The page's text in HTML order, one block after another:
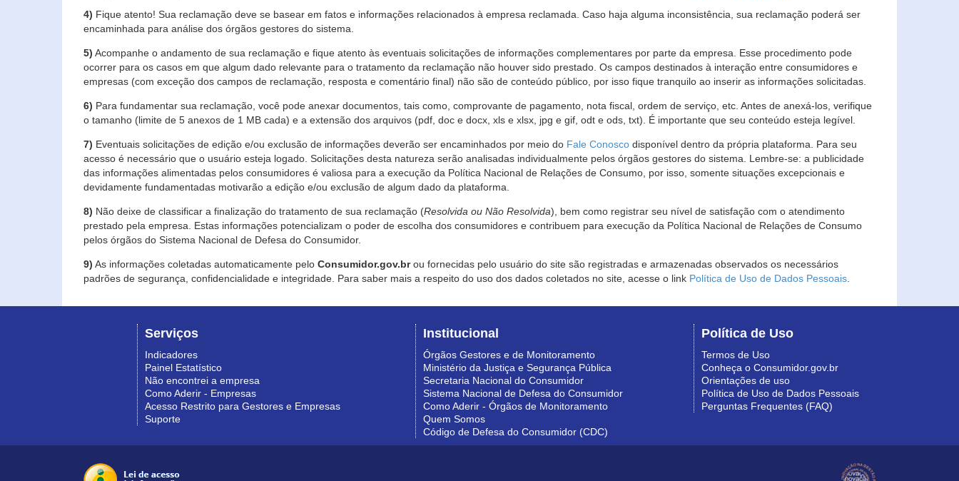
4) Fique atento! Sua reclamação deve se basear em fatos e informações relacionados à empresa reclamada. Caso haja alguma inconsistência, sua reclamação poderá ser
encaminhada para análise dos órgãos gestores do sistema.
5) Acompanhe o andamento de sua reclamação e fique atento às eventuais solicitações de informações complementares por parte da empresa. Esse procedimento pode
ocorrer para os casos em que algum dado relevante para o tratamento da reclamação não houver sido prestado. Os campos destinados à interação entre consumidores e
empresas (com exceção dos campos de reclamação, resposta e comentário final) não são de conteúdo público, por isso fique tranquilo ao inserir as informações solicitadas.
6) Para fundamentar sua reclamação, você pode anexar documentos, tais como, comprovante de pagamento, nota fiscal, ordem de serviço, etc. Antes de anexá-los, verifique
o tamanho (limite de 5 anexos de 1 MB cada) e a extensão dos arquivos (pdf, doc e docx, xls e xlsx, jpg e gif, odt e ods, txt). É importante que seu conteúdo esteja legível.
7) Eventuais solicitações de edição e/ou exclusão de informações deverão ser encaminhados por meio do Fale Conosco disponível dentro da própria plataforma. Para seu
acesso é necessário que o usuário esteja logado. Solicitações desta natureza serão analisadas individualmente pelos órgãos gestores do sistema. Lembre-se: a publicidade
das informações alimentadas pelos consumidores é valiosa para a execução da Política Nacional de Relações de Consumo, por isso, somente situações excepcionais e
devidamente fundamentadas motivarão a edição e/ou exclusão de algum dado da plataforma.
8) Não deixe de classificar a finalização do tratamento de sua reclamação (Resolvida ou Não Resolvida), bem como registrar seu nível de satisfação com o atendimento
prestado pela empresa. Estas informações potencializam o poder de escolha dos consumidores e contribuem para execução da Política Nacional de Relações de Consumo
pelos órgãos do Sistema Nacional de Defesa do Consumidor.
9) As informações coletadas automaticamente pelo Consumidor.gov.brou fornecidas pelo usuário do site são registradas e armazenadas observados os necessários
padrões de segurança, confidencialidade e integridade. Para saber mais a respeito do uso dos dados coletados no site, acesse o link Política de Uso de Dados Pessoais
Serviços
Indicadores
Painel Estatístico
Não encontrei a empresa
Como Aderir - Empresas
Acesso Restrito para Gestores e Empresas
Suporte
Institucional
Órgãos Gestores e de Monitoramento
Ministério da Justiça e Segurança Pública
Secretaria Nacional do Consumidor
Sistema Nacional de Defesa do Consumidor
Como Aderir - Órgãos de Monitoramento
Quem Somos
Código de Defesa do Consumidor (CDC)
Política de Uso
Termos de Uso
Conheça o Consumidor.gov.br
Orientações de uso
Política de Uso de Dados Pessoais
Perguntas Frequentes (FAQ)